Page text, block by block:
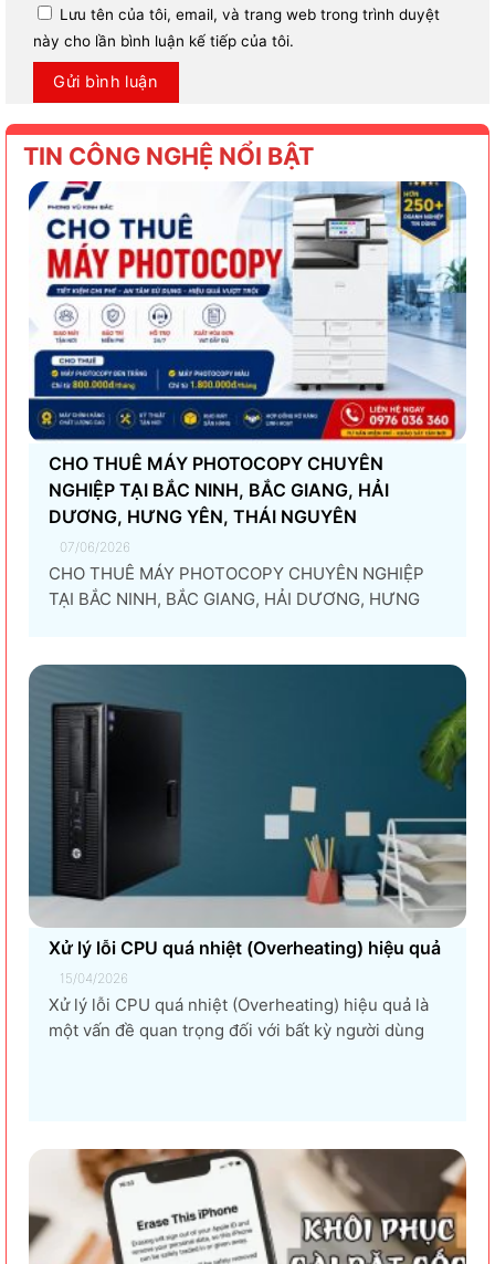
Lưu tên của tôi, email, và trang web trong trình duyệt
này cho lần bình luận kế tiếp của tôi.
TIN CÔNG NGHỆ NỔI BẬT
CHO THUÊ MÁY PHOTOCOPY CHUYÊN
NGHIỆP TẠI BẮC NINH, BẮC GIANG, HẢI
DƯƠNG, HƯNG YÊN, THÁI NGUYÊN
07/06/2026
CHO THUÊ MÁY PHOTOCOPY CHUYÊN NGHIỆP
TẠI BẮC NINH, BẮC GIANG, HẢI DƯƠNG, HƯNG
càng nhiều doanh nghiệp lựa chọn giải pháp...
Xử lý lỗi CPU quá nhiệt (Overheating) hiệu quả
15/04/2026
Xử lý lỗi CPU quá nhiệt (Overheating) hiệu quả là
một vấn đề quan trọng đối với bất kỳ người dùng